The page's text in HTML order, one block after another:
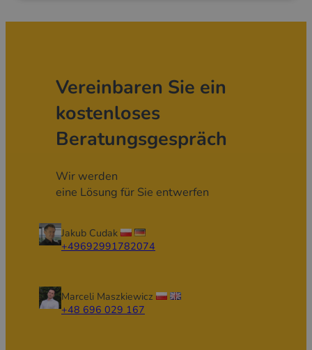
Vereinbaren Sie ein
kostenloses
Beratungsgespräch
Wir werden
eine Lösung für Sie entwerfen
Jakub Cudak
+49692991782074
Marceli Maszkiewicz
+48 696 029 167